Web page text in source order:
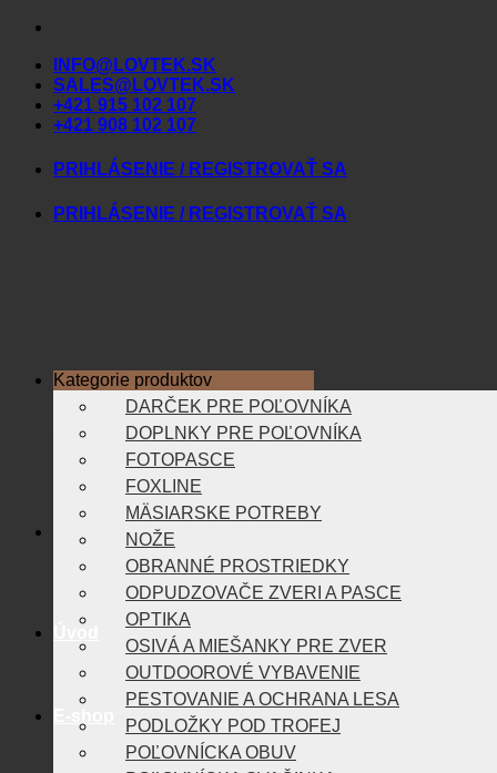
Skip
contentINFO@LOVTEK.SK
SALES@LOVTEK.SK
+421 915 102 107
+421 908 102 107
PRIHLÁSENIE / REGISTROVAŤ SA
PRIHLÁSENIE / REGISTROVAŤ SA
Kategorie produktov
DARČEK PRE POĽOVNÍKA
DOPLNKY PRE POĽOVNÍKA
FOTOPASCE
FOXLINE
MÄSIARSKE POTREBY
NOŽE
OBRANNÉ PROSTRIEDKY
ODPUDZOVAČE ZVERI A PASCE
OPTIKA
OSIVÁ A MIEŠANKY PRE ZVER
OUTDOOROVÉ VYBAVENIE
PESTOVANIE A OCHRANA LESA
PODLOŽKY POD TROFEJ
POĽOVNÍCKA OBUV